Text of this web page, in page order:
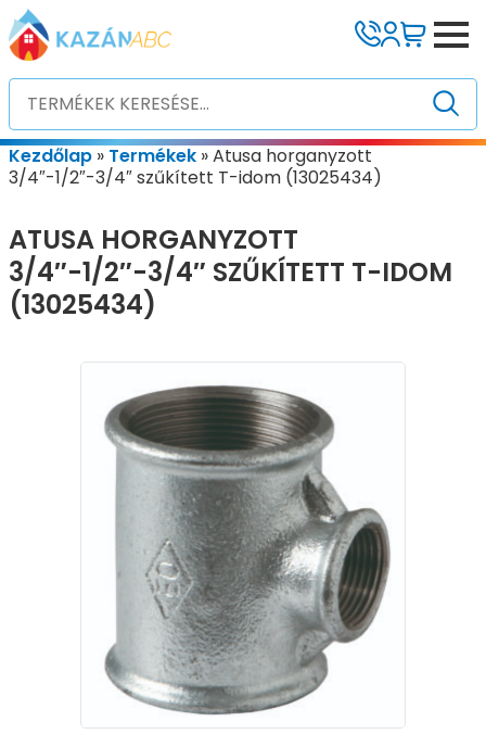
Kezdőlap » Termékek »Atusa horganyzott
3/4″-1/2″-3/4″ szűkített T-idom (13025434)
ATUSA HORGANYZOTT
3/4″-1/2″-3/4″ SZŰKÍTETT T-IDOM
(13025434)